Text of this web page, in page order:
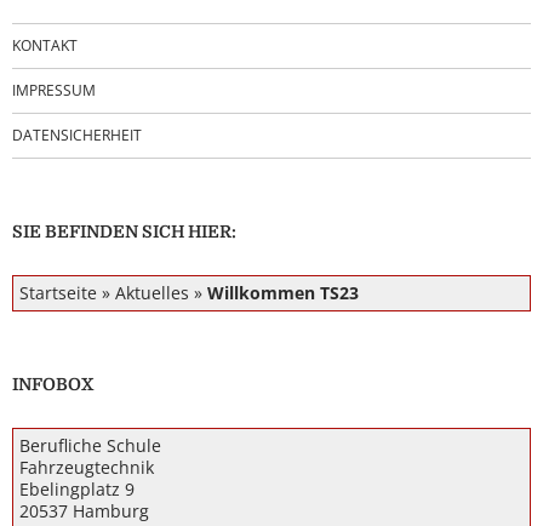
KONTAKT
IMPRESSUM
DATENSICHERHEIT
SIE BEFINDEN SICH HIER:
Startseite » Aktuelles » Willkommen TS23
INFOBOX
Berufliche Schule
Fahrzeugtechnik
Ebelingplatz 9
20537 Hamburg